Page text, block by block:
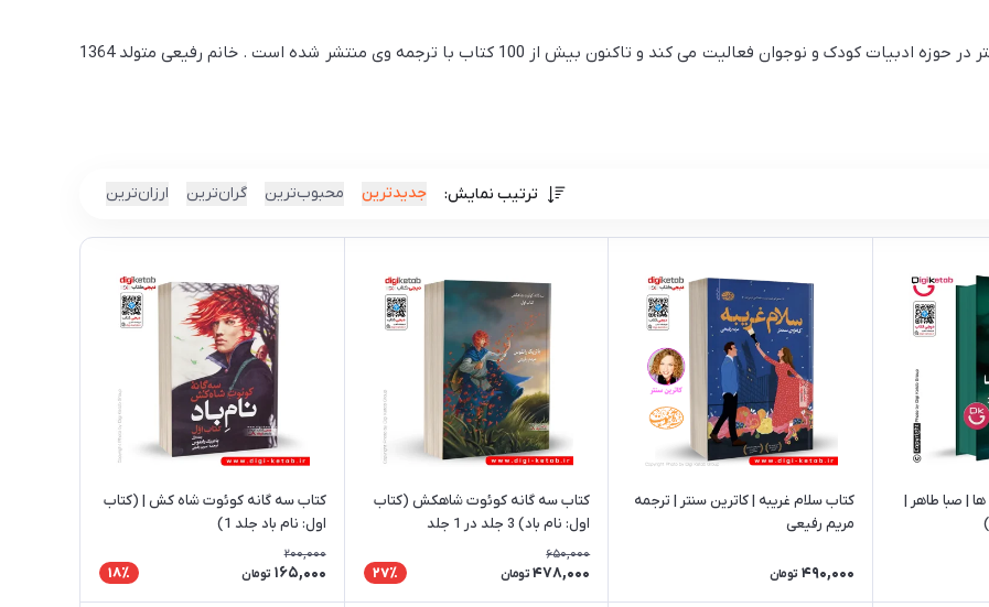
«مریم رفیعی» از پرتجمان بسیار پر کار ایرانی می باشد که بیشتر در حوزه ادبیات کودک و نوجوان فعالیت می کند و تاکنون بیش از 100 کتاب با ترجمه وی منتشر شده است . خانم رفیعی متولد 1364
ترتیب نمایش: جدیدترین محبوب‌ترین گران‌ترین ارزان‌ترین
| صبا طاهر |
کتاب سلام غریبه | کاترین سنتر | ترجمه‌
مریم رفیعی
490,000 تومان
کتاب سه گانه کوئوت شاهکش (کتاب
اول: نام باد) 3 جلد در 1 جلد
650,000
478,000 تومان 27٪
کتاب سه گانه کوئوت شاه کش | (کتاب
اول: نام باد جلد 1)
200,000
165,000 تومان 18٪